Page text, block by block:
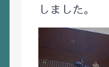
しました。